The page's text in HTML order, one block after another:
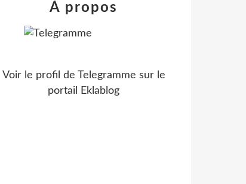
À propos
Voir le profil de Telegramme sur le
portail Eklablog